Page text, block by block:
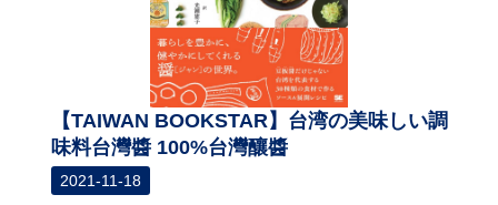
【TAIWAN BOOKSTAR】台湾の美味しい調
味料台灣醬 100%台灣釀醬
2021-11-18